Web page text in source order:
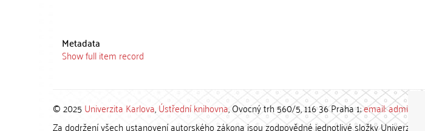
Metadata
Show full item record
© 2025 Univerzita Karlova,Ústřední knihovna, Ovocný trh 560/5, 116 36 Praha 1;email: admin-
Za dodržení všech ustanovení autorského zákona jsou zodpovědné jednotlivé složky Univerzity